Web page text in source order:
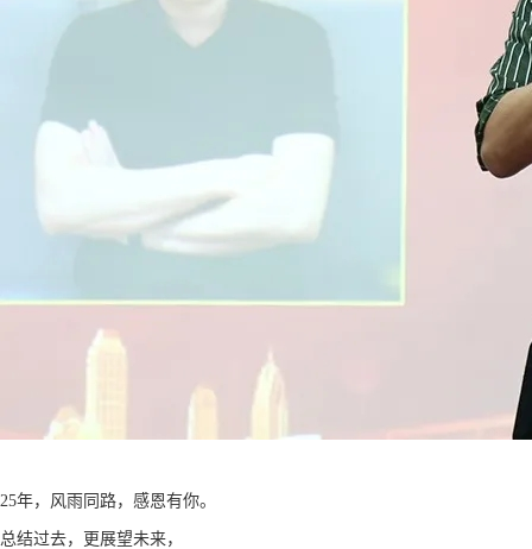
25年，风雨同路，感恩有你。
总结过去，更展望未来，